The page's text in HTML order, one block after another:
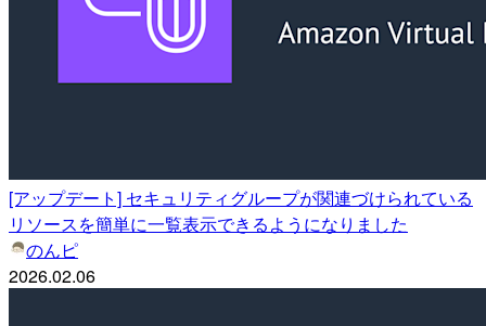
[アップデート] セキュリティグループが関連づけられている
リソースを簡単に一覧表示できるようになりました
のんピ
2026.02.06